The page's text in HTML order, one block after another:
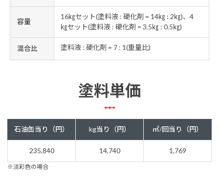
容量
16㎏セット(塗料液 : 硬化剤 = 14㎏ : 2㎏)、4
㎏セット(塗料液 : 硬化剤 = 3.5㎏ : 0.5㎏)
混合比 塗料液 : 硬化剤 = 7 : 1(重量比)
塗料単価
石油缶当り（円） kg当り（円） ㎡/回当り（円）
235,840 14,740 1,769
※淡彩色の場合